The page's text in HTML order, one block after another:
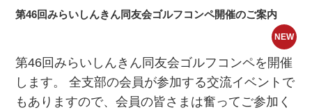
第46回みらいしんきん同友会ゴルフコンペ開催のご案内
NEW
第46回みらいしんきん同友会ゴルフコンペを開催
します。 全支部の会員が参加する交流イベントで
もありますので、会員の皆さまは奮ってご参加く